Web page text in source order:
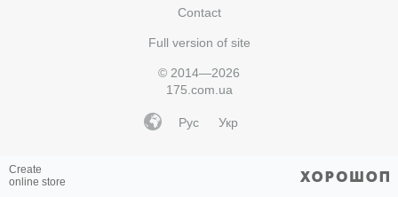
Contact
Full version of site
© 2014—2026
175.com.ua
Рус Укр
Create
online store